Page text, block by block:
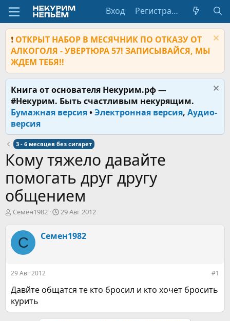
Вход Регистрация
❗ ОТКРЫТ НАБОР В МЕСЯЧНИК ПО ОТКАЗУ ОТ
АЛКОГОЛЯ - УВЕРТЮРА 57! ЗАПИСЫВАЙСЯ, МЫ
ЖДЕМ ТЕБЯ!!
Книга от основателя Некурим.рф —
#Некурим. Быть счастливым некурящим.
Бумажная версия•Электронная версия, Аудио-
версия
3 - 6 месяцев без сигарет
Кому тяжело давайте
помогать друг другу
общением
А
о
р
м
ы
Семен1982
Д
а
а
29 Авг 2012
С Семен1982
29 Авг 2012 #1
Давйте общатся те кто бросил и кто хочет бросить
курить